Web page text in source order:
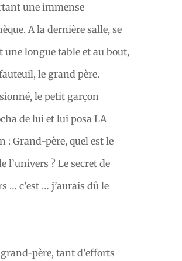
une immense
A la dernière salle, se
une longue table et au bout,
le grand père.
le petit garçon
de lui et lui posa LA
: Grand-père, quel est le
l’univers ? Le secret de
… c’est … j’aurais dû le
père, tant d’efforts